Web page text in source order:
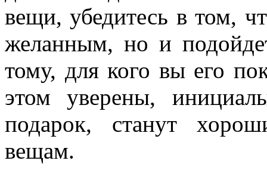
вещи, убедитесь в том,
желанным, но и
тому, для кого вы его
этом уверены,
подарок, станут
вещам.